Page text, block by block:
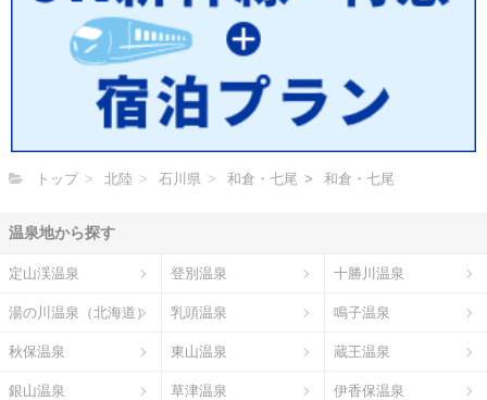
トップ 北陸 石川県 和倉・七尾 和倉・七尾
温泉地から探す
定山渓温泉 登別温泉 十勝川温泉
湯の川温泉（北海道） 乳頭温泉 鳴子温泉
秋保温泉 東山温泉 蔵王温泉
銀山温泉 草津温泉 伊香保温泉